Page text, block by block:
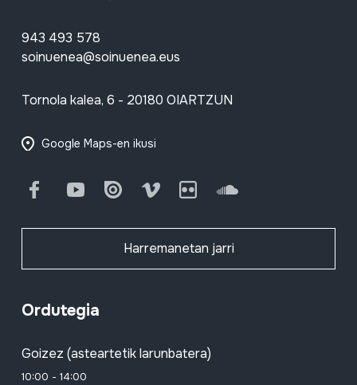
943 493 578
soinuenea@soinuenea.eus
Tornola kalea, 6 - 20180 OIARTZUN
Google Maps-en ikusi
FacebookYoutube Issuu Vimeo Flickr SoundCloud
Harremanetan jarri
Ordutegia
Goizez (asteartetik larunbatera)
10:00 - 14:00